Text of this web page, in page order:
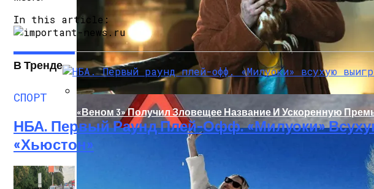
«Веном 3» Получил Зловещее Название И Ускоренную
In this article:
В Тренде
СПОРТ
НБА. Первый Раунд Плей-Офф. «Милуоки»
«Хьюстон»